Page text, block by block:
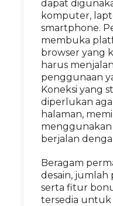
dapat
komputer,
smartphone.
membuka
browser yang
harus
penggunaan
Koneksi yang
diperlukan
halaman,
berjalan
Beragam
desain, jumlah
serta fitur
tersedia